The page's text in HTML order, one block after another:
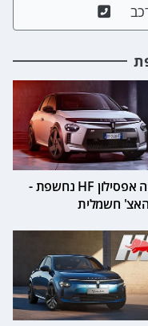
לנצ'יה אפסילון HF נחשפת -
חשמלית